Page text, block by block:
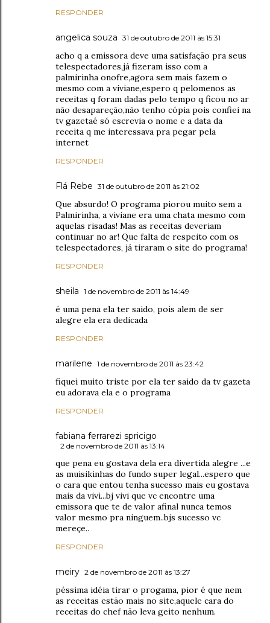
RESPONDER
angelica souza 31 de outubro de 2011 às 15:31
acho q a emissora deve uma satisfação pra seus
telespectadores,já fizeram isso com a
palmirinha onofre,agora sem mais fazem o
mesmo com a viviane,espero q pelomenos as
receitas q foram dadas pelo tempo q ficou no ar
não desapareção,não tenho cópia pois confiei na
tv gazetaé só escrevia o nome e a data da
receita q me interessava pra pegar pela
internet
RESPONDER
Flá Rebe 31 de outubro de 2011 às 21:02
Que absurdo! O programa piorou muito sem a
Palmirinha, a viviane era uma chata mesmo com
aquelas risadas! Mas as receitas deveriam
continuar no ar! Que falta de respeito com os
telespectadores, já tiraram o site do programa!
RESPONDER
sheila 1 de novembro de 2011 às 14:49
é uma pena ela ter saido, pois alem de ser
alegre ela era dedicada
RESPONDER
marilene 1 de novembro de 2011 às 23:42
fiquei muito triste por ela ter saido da tv gazeta
eu adorava ela e o programa
RESPONDER
fabiana ferrarezi spricigo
2 de novembro de 2011 às 13:14
que pena eu gostava dela era divertida alegre ...e
as muisikinhas do fundo super legal...espero que
o cara que entou tenha sucesso mais eu gostava
mais da vivi...bj vivi que vc encontre uma
emissora que te de valor afinal nunca temos
valor mesmo pra ninguem..bjs sucesso vc
mereçe..
RESPONDER
meiry 2 de novembro de 2011 às 13:27
péssima idéia tirar o progama, pior é que nem
as receitas estão mais no site,aquele cara do
receitas do chef não leva geito nenhum.